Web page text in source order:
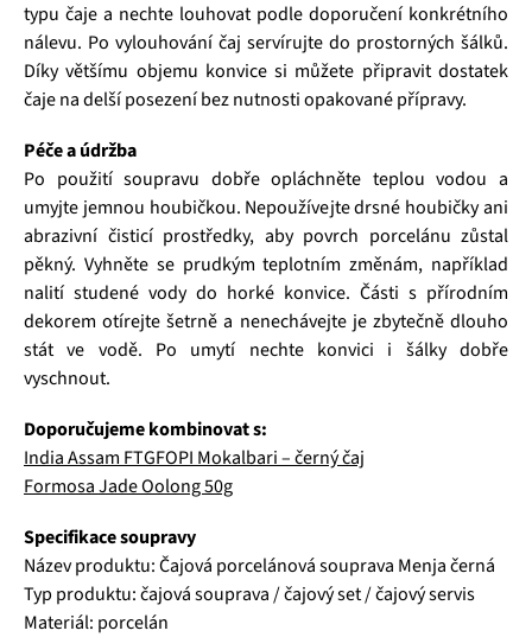
typu čaje a nechte louhovat podle doporučení konkrétního
nálevu. Po vylouhování čaj servírujte do prostorných šálků.
Díky většímu objemu konvice si můžete připravit dostatek
čaje na delší posezení bez nutnosti opakované přípravy.
Péče a údržba
Po použití soupravu dobře opláchněte teplou vodou a
umyjte jemnou houbičkou. Nepoužívejte drsné houbičky ani
abrazivní čisticí prostředky, aby povrch porcelánu zůstal
pěkný. Vyhněte se prudkým teplotním změnám, například
nalití studené vody do horké konvice. Části s přírodním
dekorem otírejte šetrně a nenechávejte je zbytečně dlouho
stát ve vodě. Po umytí nechte konvici i šálky dobře
vyschnout.
Doporučujeme kombinovat s:
India Assam FTGFOPI Mokalbari – černý čaj
Formosa Jade Oolong 50g
Specifikace soupravy
Název produktu: Čajová porcelánová souprava Menja černá
Typ produktu: čajová souprava / čajový set / čajový servis
Materiál: porcelán